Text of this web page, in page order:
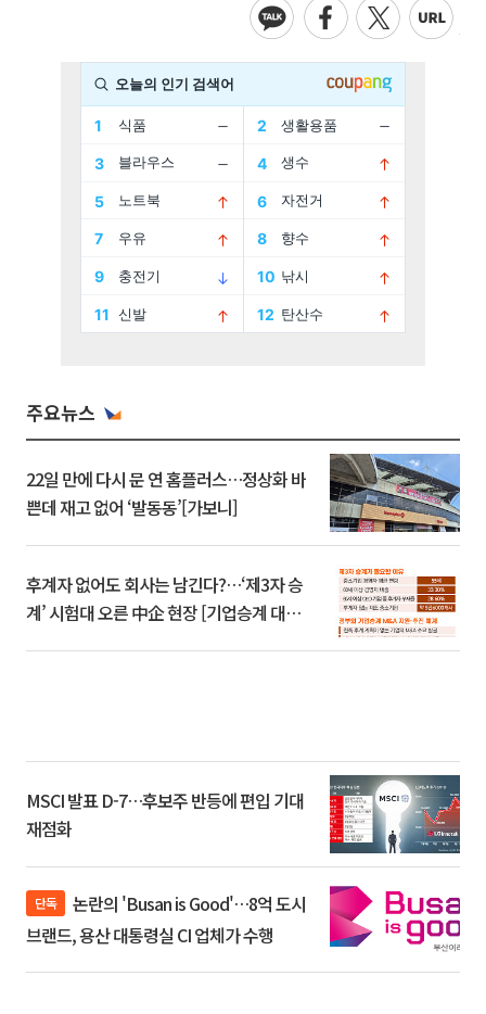
주요뉴스
22일 만에 다시 문 연 홈플러스…정상화 바
쁜데 재고 없어 ‘발동동’[가보니]
후계자 없어도 회사는 남긴다?…‘제3자 승
계’ 시험대 오른 中企 현장 [기업승계 대전
MSCI 발표 D-7…후보주 반등에 편입 기대
재점화
단독
브랜드, 용산 대통령실 CI 업체가 수행